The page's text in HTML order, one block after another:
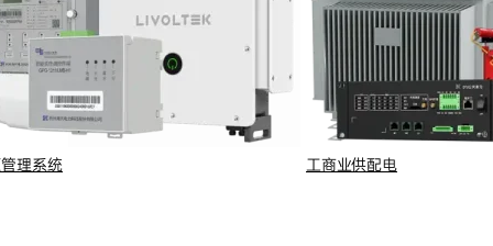
理系统 工商业供配电